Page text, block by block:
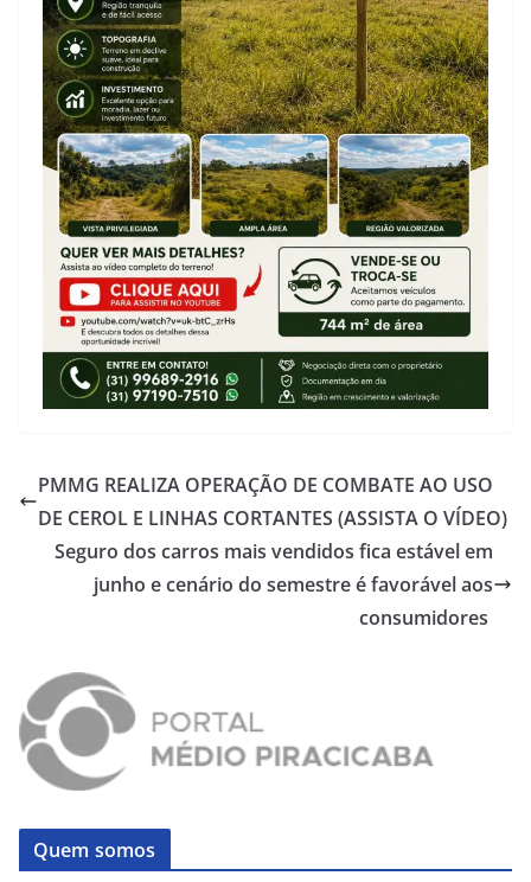
PMMG REALIZA OPERAÇÃO DE COMBATE AO USO
DE CEROL E LINHAS CORTANTES (ASSISTA O VÍDEO)
Seguro dos carros mais vendidos fica estável em
junho e cenário do semestre é favorável aos
consumidores
Quem somos